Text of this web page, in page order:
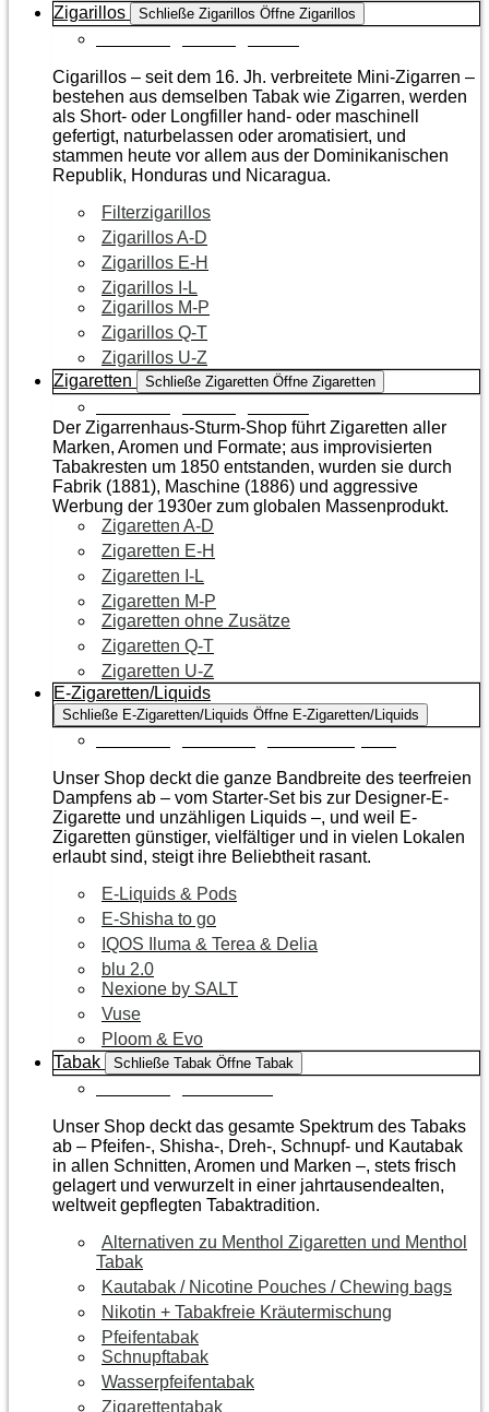
Zigarillos
Schließe Zigarillos Öffne Zigarillos
Cigarillos – seit dem 16. Jh. verbreitete Mini-Zigarren –
bestehen aus demselben Tabak wie Zigarren, werden
als Short- oder Longfiller hand- oder maschinell
gefertigt, naturbelassen oder aromatisiert, und
stammen heute vor allem aus der Dominikanischen
Republik, Honduras und Nicaragua.
Filterzigarillos
Zigarillos A-D
Zigarillos E-H
Zigarillos I-L
Zigarillos M-P
Zigarillos Q-T
Zigarillos U-Z
Zigaretten
Schließe Zigaretten Öffne Zigaretten
Der Zigarrenhaus-Sturm-Shop führt Zigaretten aller
Marken, Aromen und Formate; aus improvisierten
Tabakresten um 1850 entstanden, wurden sie durch
Fabrik (1881), Maschine (1886) und aggressive
Werbung der 1930er zum globalen Massenprodukt.
Zigaretten A-D
Zigaretten E-H
Zigaretten I-L
Zigaretten M-P
Zigaretten ohne Zusätze
Zigaretten Q-T
Zigaretten U-Z
E-Zigaretten/Liquids
Schließe E-Zigaretten/Liquids Öffne E-Zigaretten/Liquids
Unser Shop deckt die ganze Bandbreite des teerfreien
Dampfens ab – vom Starter-Set bis zur Designer-E-
Zigarette und unzähligen Liquids –, und weil E-
Zigaretten günstiger, vielfältiger und in vielen Lokalen
erlaubt sind, steigt ihre Beliebtheit rasant.
E-Liquids & Pods
E-Shisha to go
IQOS Iluma & Terea & Delia
blu 2.0
Nexione by SALT
Vuse
Ploom & Evo
Tabak
Schließe Tabak Öffne Tabak
Unser Shop deckt das gesamte Spektrum des Tabaks
ab – Pfeifen-, Shisha-, Dreh-, Schnupf- und Kautabak
in allen Schnitten, Aromen und Marken –, stets frisch
gelagert und verwurzelt in einer jahrtausendealten,
weltweit gepflegten Tabaktradition.
Alternativen zu Menthol Zigaretten und Menthol
Tabak
Kautabak / Nicotine Pouches / Chewing bags
Nikotin + Tabakfreie Kräutermischung
Pfeifentabak
Schnupftabak
Wasserpfeifentabak
Zigarettentabak